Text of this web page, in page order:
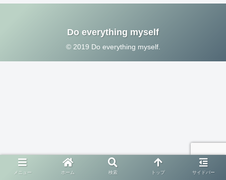
Do everything myself
© 2019 Do everything myself.
メニュー ホーム 検索 トップ サイドバー